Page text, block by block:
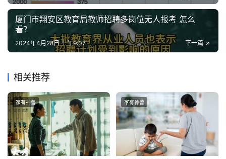
作
品
教
材
家里藏不住iPad，只能随身带
陈女士和六年级的女儿大吵了一架。女儿借着查资料、和同
学沟通等“名头”，一次又一次要求用iPad。
“暑假嘛，我觉得放松一下也没啥，就少了警惕，也没有及
了也没啥精神。她马上要求女儿交还iPad，打开后查看屏幕
使用时间，女儿竟然“破解”了密码，连续三天，都在半夜里
偷玩，几乎每天的使用时间都超过了5小时，有一天则玩到
了凌晨4点多。
厦门市翔安区教育局教师招聘多岗位无人报考 怎么
看？
下一篇
2024年4月28日 上午9:07
相关推荐
家有神兽 家有神兽